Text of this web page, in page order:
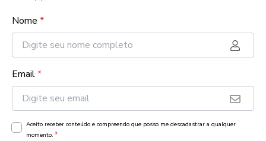
Nome *
Email*
Aceito receber conteúdo e compreendo que posso me descadastrar a qualquer
momento. *